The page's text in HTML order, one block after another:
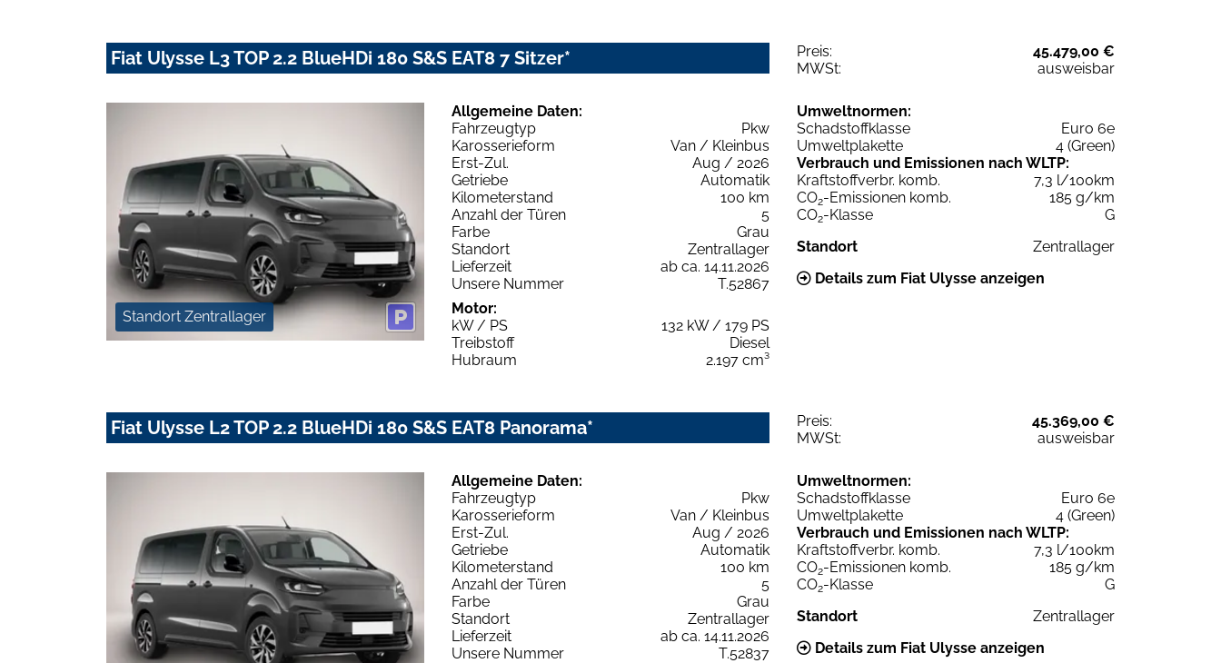
Fiat Ulysse L3 TOP 2.2 BlueHDi 180 S&S EAT8 7 Sitzer* Preis:
45.479,00 €
MWSt:
ausweisbar
Standort Zentrallager
Allgemeine Daten:
Fahrzeugtyp
Pkw
Karosserieform
Van / Kleinbus
Erst-Zul.
Aug / 2026
Getriebe
Automatik
Kilometerstand
100 km
Anzahl der Türen
5
Farbe
Grau
Standort
Zentrallager
Lieferzeit
ab ca. 14.11.2026
Unsere Nummer
T.52867
Motor:
kW / PS
132 kW / 179 PS
Treibstoff
Diesel
Hubraum
2.197 cm³
Umweltnormen:
Schadstoffklasse
Euro 6e
Umweltplakette
4 (Green)
Verbrauch und Emissionen nach WLTP:
Kraftstoffverbr. komb.
7,3 l/100km
CO2-Emissionen komb.
185 g/km
CO2-Klasse
G
Standort
Zentrallager
Details zum Fiat Ulysse anzeigen
Fiat Ulysse L2 TOP 2.2 BlueHDi 180 S&S EAT8 Panorama* Preis:
45.369,00 €
MWSt:
ausweisbar
Allgemeine Daten:
Fahrzeugtyp
Pkw
Karosserieform
Van / Kleinbus
Erst-Zul.
Aug / 2026
Getriebe
Automatik
Kilometerstand
100 km
Anzahl der Türen
5
Farbe
Grau
Standort
Zentrallager
Lieferzeit
ab ca. 14.11.2026
Unsere Nummer
T.52837
Umweltnormen:
Schadstoffklasse
Euro 6e
Umweltplakette
4 (Green)
Verbrauch und Emissionen nach WLTP:
Kraftstoffverbr. komb.
7,3 l/100km
CO2-Emissionen komb.
185 g/km
CO2-Klasse
G
Standort
Zentrallager
Details zum Fiat Ulysse anzeigen